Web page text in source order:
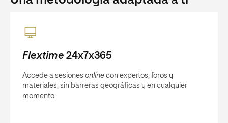
Flextime 24x7x365
Accede a sesiones online con expertos, foros y
materiales, sin barreras geográficas y en cualquier
momento.